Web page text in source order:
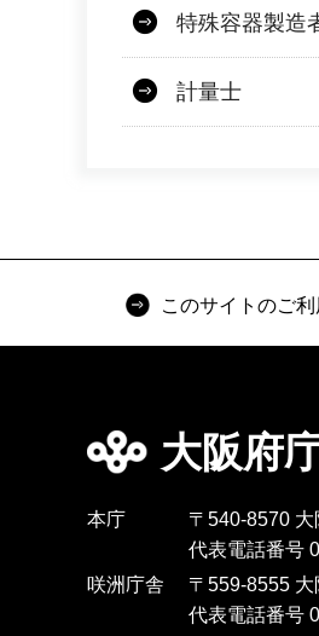
特殊容器製造
計量士
このサイトのご
大阪府
本庁
〒540-8570
代表電話番号
咲洲庁舎
〒559-8555
代表電話番号